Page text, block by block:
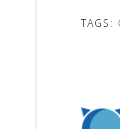
TAGS: